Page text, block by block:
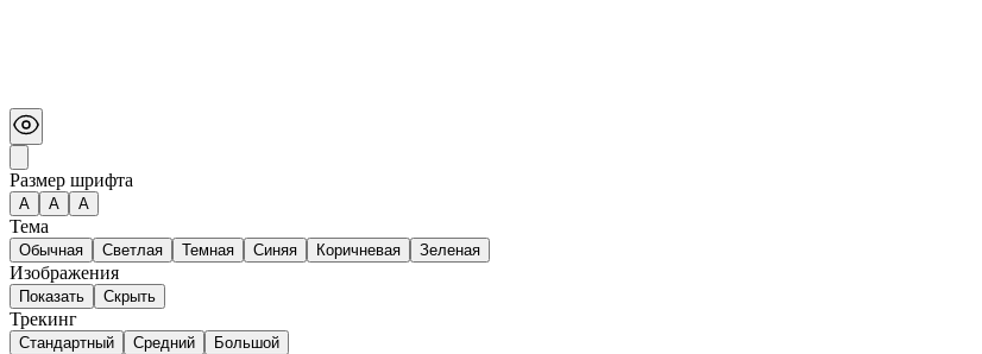
Размер шрифта
А A A
Тема
Обычная Светлая Темная Синяя Коричневая Зеленая
Изображения
Показать Скрыть
Трекинг
Стандартный Средний Большой